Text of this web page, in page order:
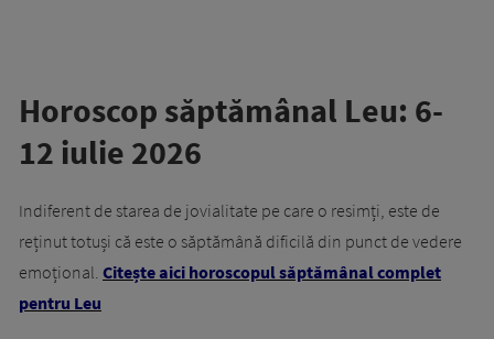
Horoscop săptămânal Leu: 6-
12 iulie 2026
Indiferent de starea de jovialitate pe care o resimți, este de
reținut totuși că este o săptămână dificilă din punct de vedere
emoțional. Citește aici horoscopul săptămânal complet
pentru Leu